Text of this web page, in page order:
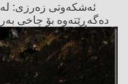
ئەشكەوتی زەرزی:
دەگەڕێتەوە بۆ چاخی بەردینی كۆن 35